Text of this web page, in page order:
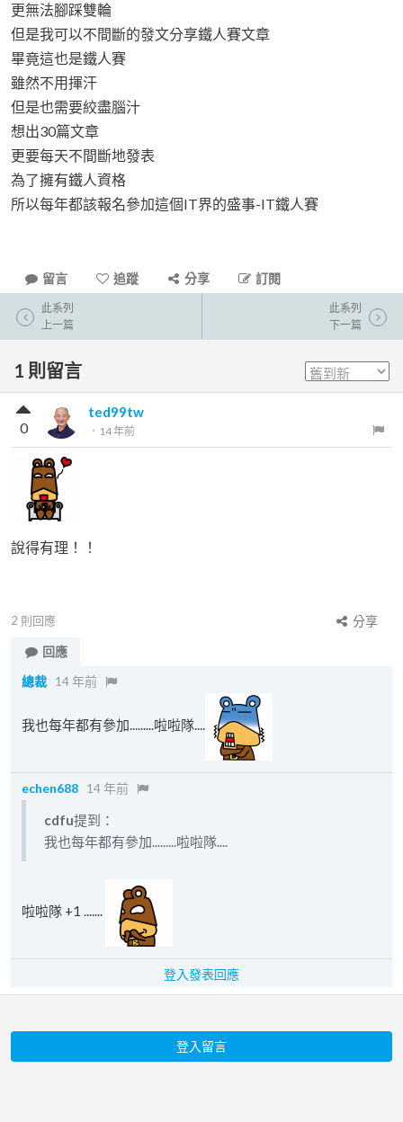
更無法腳踩雙輪
但是我可以不間斷的發文分享鐵人賽文章
畢竟這也是鐵人賽
雖然不用揮汗
但是也需要絞盡腦汁
想出30篇文章
更要每天不間斷地發表
為了擁有鐵人資格
所以每年都該報名參加這個IT界的盛事-IT鐵人賽
留言 追蹤 分享 訂閱
此系列
上一篇
此系列
下一篇
1 則留言
ted99tw
． 14 年前
0
說得有理！！
2 則回應
分享
回應
總裁 14 年前
我也每年都有參加.........啦啦隊....
echen688 14 年前
cdfu提到：
我也每年都有參加.........啦啦隊....
啦啦隊 +1 .......
登入發表回應
登入留言